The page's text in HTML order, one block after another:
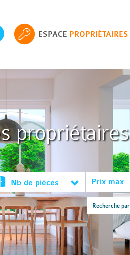
ESPACE PROPRIÉTAIRES
propriétaires
Nb de pièces